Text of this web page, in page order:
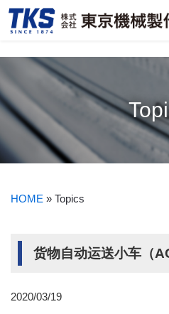
HOME » Topics
货物自动运送小车（
2020/03/19